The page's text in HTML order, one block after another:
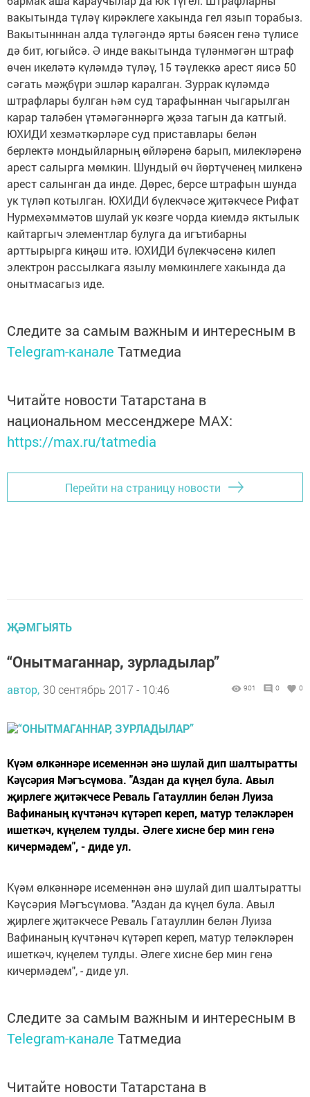
вакытында түләү кирәклеге хакында гел язып торабыз.
Вакытынннан алда түләгәндә ярты бәясен генә түлисе
дә бит, югыйсә. Ә инде вакытында түләнмәгән штраф
өчен икеләтә күләмдә түләү, 15 тәүлеккә арест яисә 50
сәгать мәҗбүри эшләр каралган. Зуррак күләмдә
штрафлары булган һәм суд тарафыннан чыгарылган
карар таләбен үтәмәгәннәргә җәза тагын да катгый.
ЮХИДИ хезмәткәрләре суд приставлары белән
берлектә мондыйларның өйләренә барып, милекләренә
арест салырга мөмкин. Шундый өч йөртүченең милкенә
арест салынган да инде. Дөрес, берсе штрафын шунда
ук түләп котылган. ЮХИДИ бүлекчәсе җитәкчесе Рифат
Нурмехәммәтов шулай ук көзге чорда киемдә яктылык
кайтаргыч элементлар булуга да игътибарны
арттырырга киңәш итә. ЮХИДИ бүлекчәсенә килеп
электрон рассылкага язылу мөмкинлеге хакында да
онытмасагыз иде.
Следите за самым важным и интересным в
Telegram-канале Татмедиа
Читайте новости Татарстана в
национальном мессенджере MАХ:
https://max.ru/tatmedia
Перейти на страницу новости
ҖӘМГЫЯТЬ
“Онытмаганнар, зурладылар”
автор, 30 сентябрь 2017 - 10:46 901 0 0
Күәм өлкәннәре исеменнән әнә шулай дип шалтыратты
Кәүсәрия Мәгъсүмова. "Аздан да күңел була. Авыл
җирлеге җитәкчесе Реваль Гатауллин белән Луиза
Вафинаның күчтәнәч күтәреп кереп, матур теләкләрен
ишеткәч, күңелем тулды. Әлеге хисне бер мин генә
кичермәдем", - диде ул.
Күәм өлкәннәре исеменнән әнә шулай дип шалтыратты
Кәүсәрия Мәгъсүмова. "Аздан да күңел була. Авыл
җирлеге җитәкчесе Реваль Гатауллин белән Луиза
Вафинаның күчтәнәч күтәреп кереп, матур теләкләрен
ишеткәч, күңелем тулды. Әлеге хисне бер мин генә
кичермәдем", - диде ул.
Следите за самым важным и интересным в
Telegram-канале Татмедиа
Читайте новости Татарстана в